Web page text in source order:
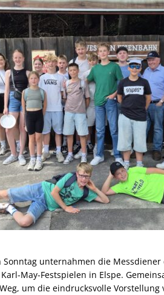
Sonntag unternahmen die
May-Festspielen in Elspe.
um die eindrucksvolle Vorstellung